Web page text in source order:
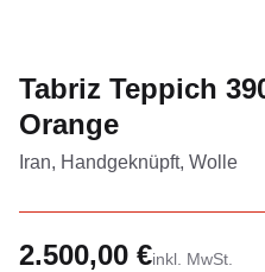
Tabriz Teppich
Orange
Iran, Handgeknüpft, Wolle
2.500,00 €inkl. MwSt.